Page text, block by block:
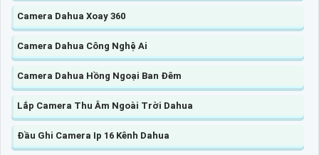
Camera Dahua Xoay 360
Camera Dahua Công Nghệ Ai
Camera Dahua Hồng Ngoại Ban Đêm
Lắp Camera Thu Âm Ngoài Trời Dahua
Đầu Ghi Camera Ip 16 Kênh Dahua